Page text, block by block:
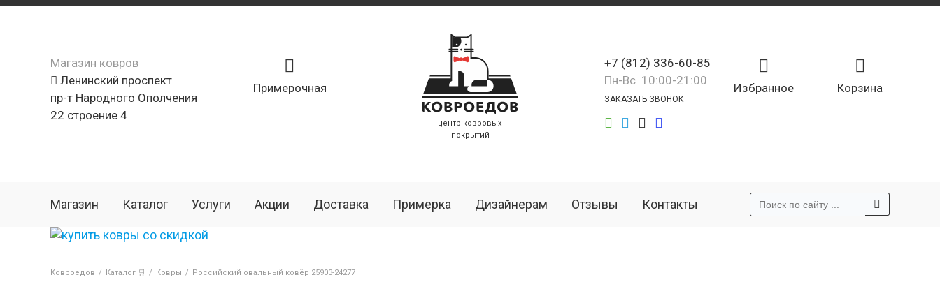
Магазин ковров
Ленинский проспект
пр-т Народного Ополчения
22 строение 4
Примерочная
центр ковровых
покрытий
Корзина
Избранное
+7 (812) 336-60-85
Пн-Вс 10:00-21:00
ЗАКАЗАТЬ ЗВОНОК
Магазин Каталог Услуги Акции Доставка Примерка Дизайнерам Отзывы Контакты
Ковроедов / Каталог 🛒 / Ковры / Российский овальный ковёр 25903-24277